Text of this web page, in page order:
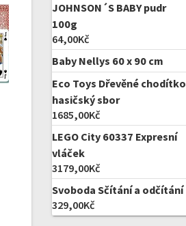
JOHNSON´S BABY pudr
100g
64,00Kč
Baby Nellys 60 x 90 cm
Eco Toys Dřevěné chodítko
hasičský sbor
1685,00Kč
LEGO City 60337 Expresní
vláček
3179,00Kč
Svoboda Sčítání a odčítání
329,00Kč